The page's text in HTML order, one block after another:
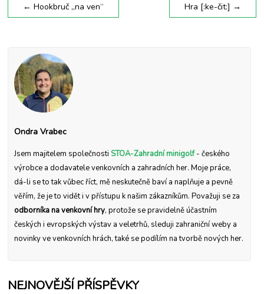
← Hookbruč „na ven“ Hra [:ke-čit:] →
Ondra Vrabec
Jsem majitelem společnosti STOA-Zahradní minigolf- českého
výrobce a dodavatele venkovních a zahradních her. Moje práce,
dá-li se to tak vůbec říct, mě neskutečně baví a naplňuje a pevně
věřím, že je to vidět i v přístupu k našim zákazníkům. Považuji se za
odborníka na venkovní hry, protože se pravidelně účastním
českých i evropských výstav a veletrhů, sleduji zahraniční weby a
novinky ve venkovních hrách, také se podílím na tvorbě nových her.
NEJNOVĚJŠÍ PŘÍSPĚVKY